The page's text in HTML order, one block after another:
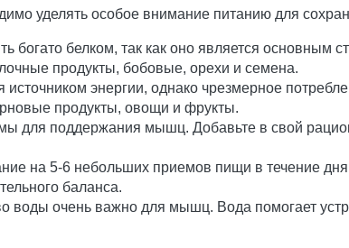
уделять особое внимание питанию для
богато белком, так как оно является основным
продукты, бобовые, орехи и семена.
энергии, однако чрезмерное
продукты, овощи и фрукты.
для поддержания мышц. Добавьте в свой
на 5-6 небольших приемов пищи в течение
баланса.
воды очень важно для мышц. Вода помогает